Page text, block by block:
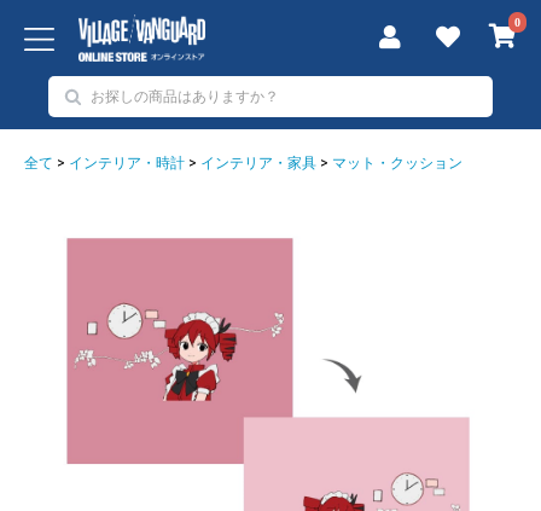
0
全て > インテリア・時計 > インテリア・家具 > マット・クッション